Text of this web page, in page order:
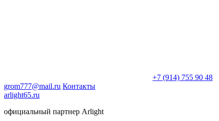
+7 (914) 755 90 48
grom777@mail.ru Контакты
arlight65.ru
официальный партнер Arlight